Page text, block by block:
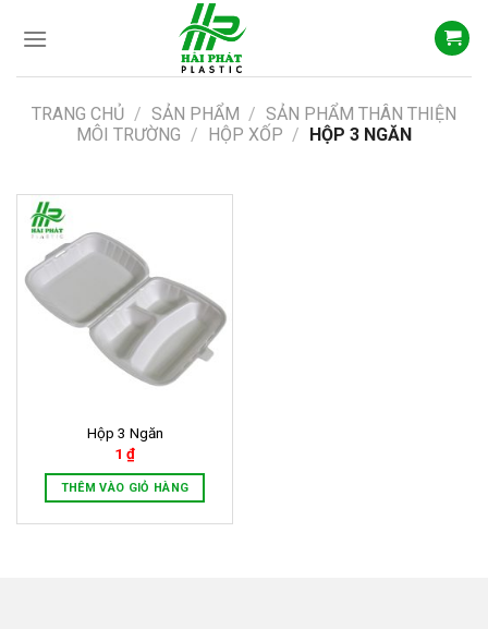
TRANG CHỦ / SẢN PHẨM / SẢN PHẨM THÂN THIỆN
MÔI TRƯỜNG / HỘP XỐP / HỘP 3 NGĂN
Hộp 3 Ngăn
1 ₫
THÊM VÀO GIỎ HÀNG